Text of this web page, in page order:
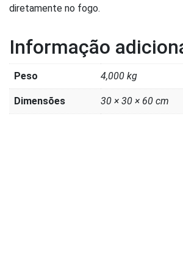
diretamente no fogo.
Informação
Peso 4,000 kg
Dimensões 30 × 30 × 60 cm